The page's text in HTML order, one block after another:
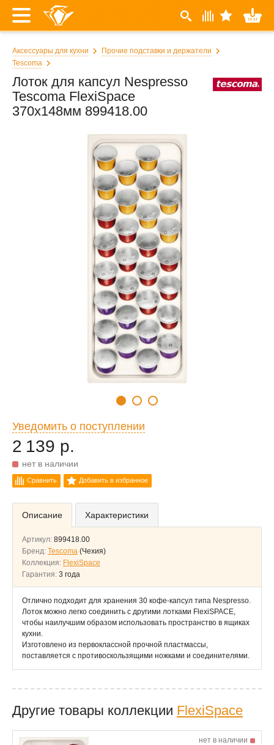
Аксессуары для кухни
Прочие подставки и держатели
Tescoma
Лоток для капсул Nespresso
Tescoma FlexiSpace
370x148мм 899418.00
Уведомить о поступлении
2 139 р.
нет в наличии
Сравнить Добавить в избранное
Описание Характеристики
Артикул: 899418.00
Бренд: Tescoma (Чехия)
Коллекция: FlexiSpace
Гарантия: 3 года
Отлично подходит для хранения 30 кофе-капсул типа Nespresso.
Лоток можно легко соединить с другими лотками FlexiSPACE,
чтобы наилучшим образом использовать пространство в ящиках
кухни.
Изготовлено из первоклассной прочной пластмассы,
поставляется с противоскользящими ножками и соединителями.
Другие товары коллекции FlexiSpace
нет в наличии